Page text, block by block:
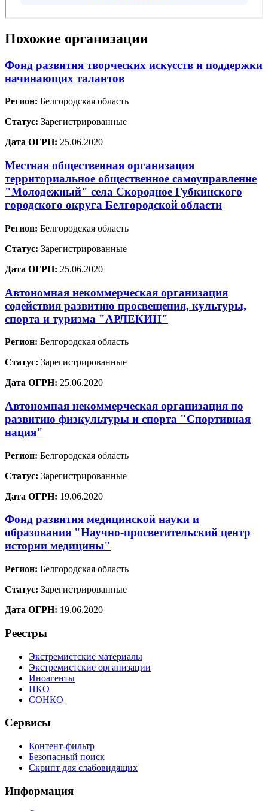
Похожие организации
Фонд развития творческих искусств и поддержки
начинающих талантов
Регион: Белгородская область
Статус: Зарегистрированные
Дата ОГРН: 25.06.2020
Местная общественная организация
территориальное общественное самоуправление
"Молодежный" села Скородное Губкинского
городского округа Белгородской области
Регион: Белгородская область
Статус: Зарегистрированные
Дата ОГРН: 25.06.2020
Автономная некоммерческая организация
содействия развитию просвещения, культуры,
спорта и туризма "АРЛЕКИН"
Регион: Белгородская область
Статус: Зарегистрированные
Дата ОГРН: 25.06.2020
Автономная некоммерческая организация по
развитию физкультуры и спорта "Спортивная
нация"
Регион: Белгородская область
Статус: Зарегистрированные
Дата ОГРН: 19.06.2020
Фонд развития медицинской науки и
образования "Научно-просветительский центр
истории медицины"
Регион: Белгородская область
Статус: Зарегистрированные
Дата ОГРН: 19.06.2020
Реестры
Экстремистские материалы
Экстремистские организации
Иноагенты
НКО
СОНКО
Сервисы
Контент-фильтр
Безопасный поиск
Скрипт для слабовидящих
Информация